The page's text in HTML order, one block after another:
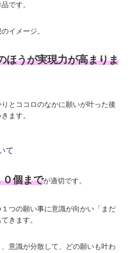
です。
イメージ。
ほうが実現力が高まりま
とココロのなかに願いが叶った後
ます。
て
個までが適切です。
つの願い事に意識が向かい「まだ
きます。
意識が分散して、どの願いも叶わ